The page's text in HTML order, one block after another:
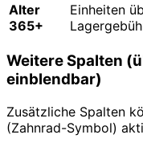
Alter
365+
Einheiten
Weitere Spalten
einblendbar)
Zusätzliche Spalten
(Zahnrad-Symbol)